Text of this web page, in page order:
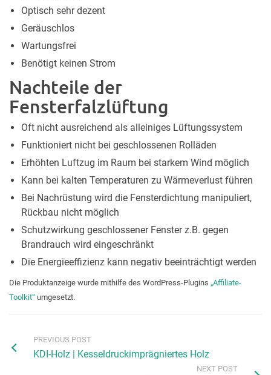
Optisch sehr dezent
Geräuschlos
Wartungsfrei
Benötigt keinen Strom
Nachteile der
Fensterfalzlüftung
Oft nicht ausreichend als alleiniges Lüftungssystem
Funktioniert nicht bei geschlossenen Rolläden
Erhöhten Luftzug im Raum bei starkem Wind möglich
Kann bei kalten Temperaturen zu Wärmeverlust führen
Bei Nachrüstung wird die Fensterdichtung manipuliert,
Rückbau nicht möglich
Schutzwirkung geschlossener Fenster z.B. gegen
Brandrauch wird eingeschränkt
Die Energieeffizienz kann negativ beeinträchtigt werden
Die Produktanzeige wurde mithilfe des WordPress-Plugins „Affiliate-
Toolkit“ umgesetzt.
PREVIOUS POST
KDI-Holz | Kesseldruckimprägniertes Holz
NEXT POST